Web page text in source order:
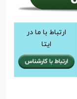
ارتباط با ما در
ایتا